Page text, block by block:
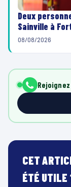
Deux
Sainville à
08/08/2026
CET
ÉTÉ UTILE